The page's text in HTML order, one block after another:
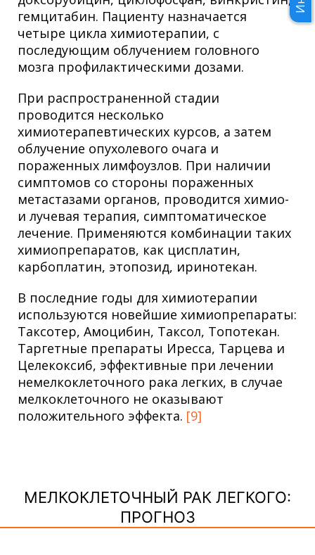
гемцитабин. Пациенту назначается
четыре цикла химиотерапии, с
последующим облучением головного
мозга профилактическими дозами.
При распространенной стадии
проводится несколько
химиотерапевтических курсов, а затем
облучение опухолевого очага и
пораженных лимфоузлов. При наличии
симптомов со стороны пораженных
метастазами органов, проводится химио-
и лучевая терапия, симптоматическое
лечение. Применяются комбинации таких
химиопрепаратов, как цисплатин,
карбоплатин, этопозид, иринотекан.
В последние годы для химиотерапии
используются новейшие химиопрепараты:
Таксотер, Амоцибин, Таксол, Топотекан.
Таргетные препараты Иресса, Тарцева и
Целекоксиб, эффективные при лечении
немелкоклеточного рака легких, в случае
мелкоклеточного не оказывают
положительного эффекта. [9]
МЕЛКОКЛЕТОЧНЫЙ РАК ЛЕГКОГО:
ПРОГНОЗ